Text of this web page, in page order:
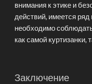
внимания к этике и
действий, имеется
необходимо
как самой куртизанки,
Заключение